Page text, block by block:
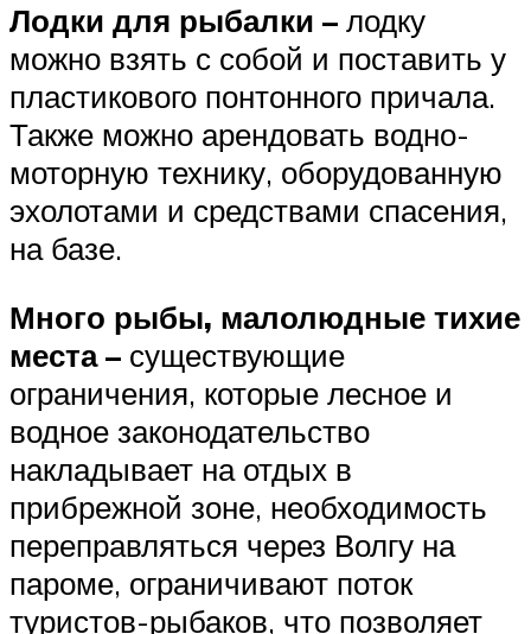
Лодки для рыбалки – лодку
можно взять с собой и поставить у
пластикового понтонного причала.
Также можно арендовать водно-
моторную технику, оборудованную
эхолотами и средствами спасения,
на базе.
Много рыбы, малолюдные тихие
места – существующие
ограничения, которые лесное и
водное законодательство
накладывает на отдых в
прибрежной зоне, необходимость
переправляться через Волгу на
пароме, ограничивают поток
туристов-рыбаков, что позволяет